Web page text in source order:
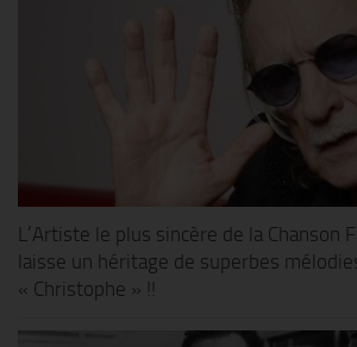
L’Artiste le plus sincère de la Chanson
laisse un héritage de superbes
« Christophe » !!